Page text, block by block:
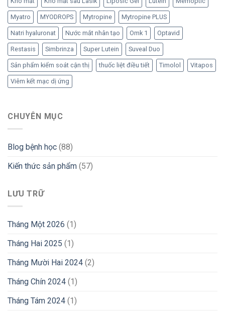
Myatro MYODROPS Mytropine Mytropine PLUS
Natri hyaluronat Nước mắt nhân tạo Omk 1 Optavid
Restasis Simbrinza Super Lutein Suveal Duo
Sản phẩm kiểm soát cận thị thuốc liệt điều tiết Timolol Vitapos
Viêm kết mạc dị ứng
CHUYÊN MỤC
Blog bệnh học (88)
Kiến thức sản phẩm (57)
LƯU TRỮ
Tháng Một 2026 (1)
Tháng Hai 2025 (1)
Tháng Mười Hai 2024 (2)
Tháng Chín 2024 (1)
Tháng Tám 2024 (1)